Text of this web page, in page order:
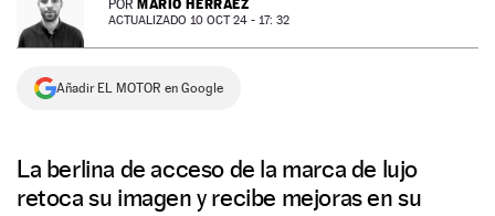
NEWSLETTER
SÍGUENOS
POR MARIO HERRÁEZ
ACTUALIZADO 10 OCT 24 - 17: 32
Añadir EL MOTOR en Google
La berlina de acceso de la marca de lujo
retoca su imagen y recibe mejoras en su